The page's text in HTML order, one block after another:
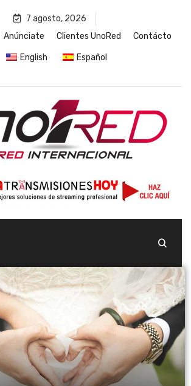
7 agosto, 2026
Anúnciate Clientes UnoRed Contácto
English Español